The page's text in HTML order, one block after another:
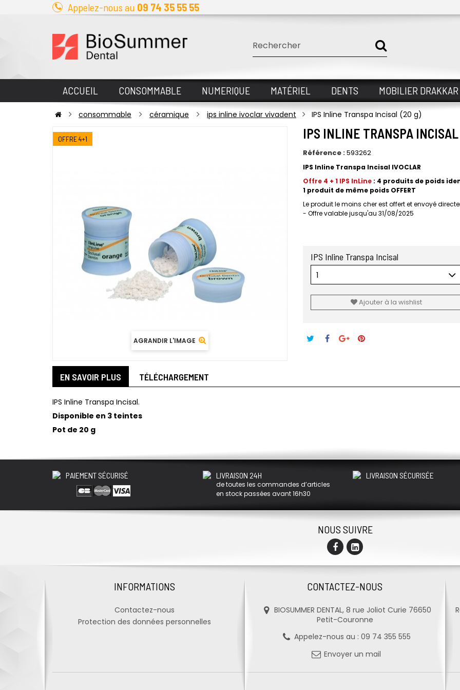
Appelez-nous au 09 74 35 55 55
ACCUEIL CONSOMMABLE NUMERIQUE MATÉRIEL DENTS MOBILIER DRAKKAR
consommable céramique ips inline ivoclar vivadent IPS Inline Transpa Incisal (20 g)
OFFRE 4+1
AGRANDIR L'IMAGE
IPS INLINE TRANSPA
Référence :593262
IPS Inline Transpa Incisal IVOCLAR
Offre 4 + 1 IPS InLine : 4 produits de poids
1 produit de même poids OFFERT
Le produit le moins cher est offert et envoyé
- Offre valable jusqu'au 31/08/2025
IPS Inline Transpa Incisal
1
Ajouter à la wishlist
EN SAVOIR PLUS TÉLÉCHARGEMENT
IPS Inline Transpa Incisal.
Disponible en 3 teintes
Pot de 20 g
PAIEMENT SÉCURISÉ LIVRAISON 24H
de toutes les commandes d’articles
en stock passées avant 16h30
LIVRAISON SÉCURISÉE
NOUS SUIVRE
INFORMATIONS
Contactez-nous
Protection des données personnelles
CONTACTEZ-NOUS
BIOSUMMER DENTAL, 8 rue Joliot Curie 76650
Petit-Couronne
Appelez-nous au :09 74 355 555
Envoyer un mail